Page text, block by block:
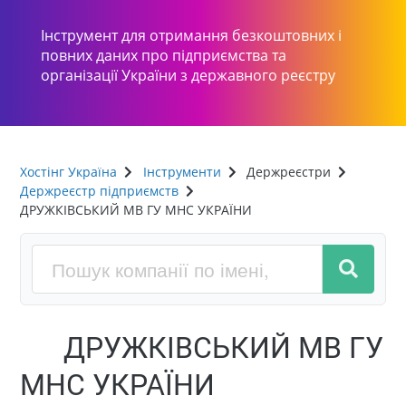
Інструмент для отримання безкоштовних і
повних даних про підприємства та
організації України з державного реєстру
Хостінг Україна Інструменти
Держреєстри
Держреєстр підприємств
ДРУЖКІВСЬКИЙ МВ ГУ МНС УКРАЇНИ
ДРУЖКІВСЬКИЙ МВ ГУ
МНС УКРАЇНИ